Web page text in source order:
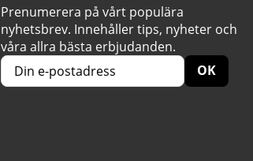
Prenumerera på vårt populära
nyhetsbrev. Innehåller tips, nyheter och
våra allra bästa erbjudanden.
OK